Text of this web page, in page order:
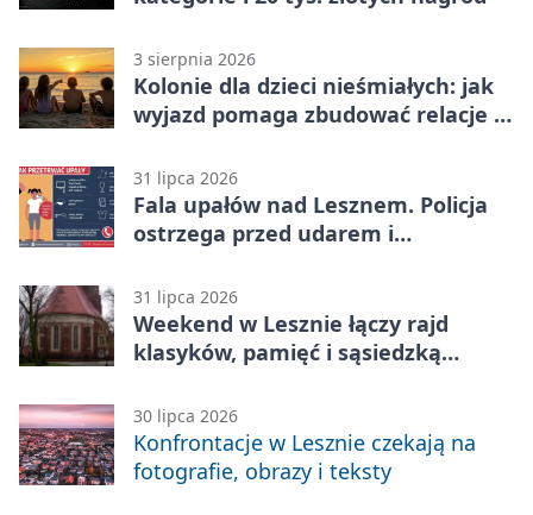
3 sierpnia 2026
Kolonie dla dzieci nieśmiałych: jak
wyjazd pomaga zbudować relacje z
31 lipca 2026
Fala upałów nad Lesznem. Policja
ostrzega przed udarem i
31 lipca 2026
Weekend w Lesznie łączy rajd
klasyków, pamięć i sąsiedzką
30 lipca 2026
Konfrontacje w Lesznie czekają na
fotografie, obrazy i teksty